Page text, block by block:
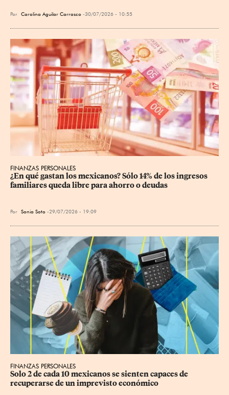
Por Carolina Aguilar Carrasco 30/07/2026 - 10:55
FINANZAS PERSONALES
¿En qué gastan los mexicanos? Sólo 14% de los ingresos
familiares queda libre para ahorro o deudas
Por Sonia Soto 29/07/2026 - 19:09
FINANZAS PERSONALES
Solo 2 de cada 10 mexicanos se sienten capaces de
recuperarse de un imprevisto económico